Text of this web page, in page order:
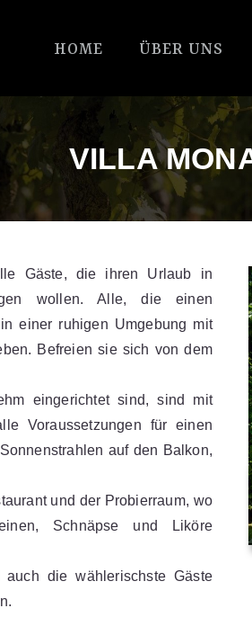
HOME ÜBER UNS
VILLA
Gäste, die ihren Urlaub in
wollen. Alle, die einen
einer ruhigen Umgebung mit
Befreien sie sich von dem
eingerichtet sind, sind mit
Voraussetzungen für einen
auf den Balkon,
und der Probierraum, wo
Schnäpse und Liköre
die wählerischste Gäste